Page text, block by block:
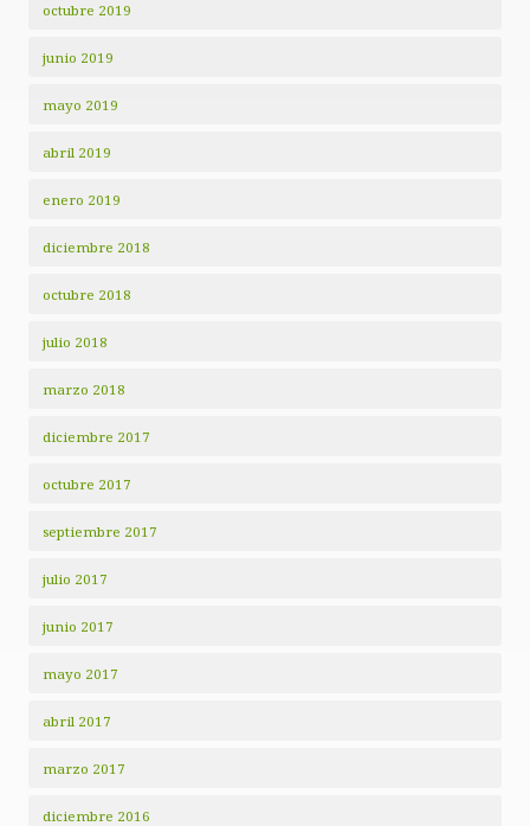
octubre 2019
junio 2019
mayo 2019
abril 2019
enero 2019
diciembre 2018
octubre 2018
julio 2018
marzo 2018
diciembre 2017
octubre 2017
septiembre 2017
julio 2017
junio 2017
mayo 2017
abril 2017
marzo 2017
diciembre 2016